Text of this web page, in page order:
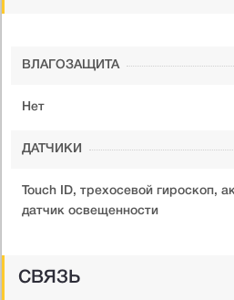
ВЛАГОЗАЩИТА
Нет
ДАТЧИКИ
Touch ID, трехосевой гироскоп,
датчик освещенности
СВЯЗЬ